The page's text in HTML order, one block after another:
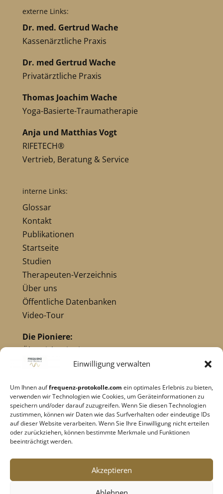
Einwilligung verwalten
Um Ihnen auffrequenz-protokolle.com ein optimales Erlebnis zu bieten,
verwenden wir Technologien wie Cookies, um Geräteinformationen zu
speichern und/oder darauf zuzugreifen. Wenn Sie diesen Technologien
zustimmen, können wir Daten wie das Surfverhalten oder eindeutige IDs
auf dieser Website verarbeiten. Wenn Sie Ihre Einwilligung nicht erteilen
oder zurückziehen, können bestimmte Merkmale und Funktionen
beeinträchtigt werden.
Akzeptieren
externe Links:
Dr. med. Gertrud Wache
Kassenärztliche Praxis
Dr. med Gertrud Wache
Privatärztliche Praxis
Thomas Joachim Wache
Yoga-Basierte-Traumatherapie
Anja und Matthias Vogt
RIFETECH®
Vertrieb, Beratung & Service
interne Links:
Glossar
Kontakt
Publikationen
Startseite
Studien
Therapeuten-Verzeichnis
Über uns
Öffentliche Datenbanken
Video-Tour
Die Pioniere:
Übersicht Pioniere
Nikola Tesla
Dr. Hulda Clark
Robert C. Beck
Georges Lakhovsky
verwandte Pioniere
Datenschutz
Cookie-Richtlinie|AGB's